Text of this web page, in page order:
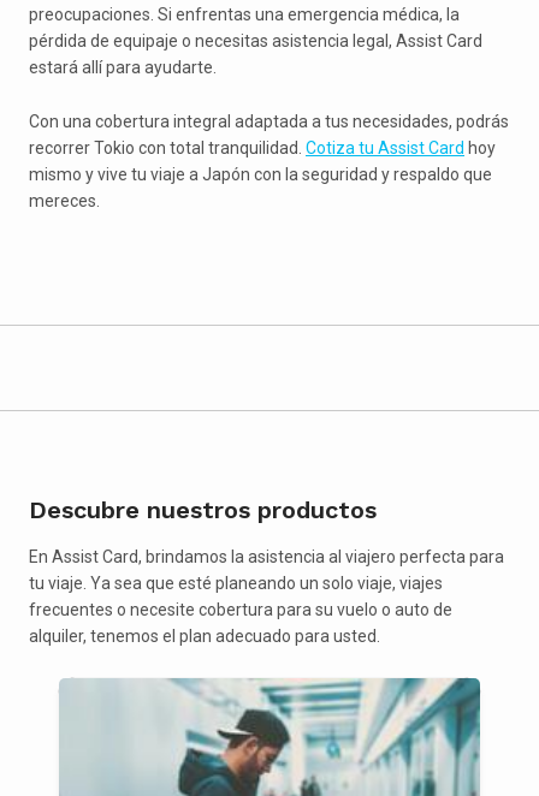
preocupaciones. Si enfrentas una emergencia médica, la
pérdida de equipaje o necesitas asistencia legal, Assist Card
estará allí para ayudarte.
Con una cobertura integral adaptada a tus necesidades, podrás
recorrer Tokio con total tranquilidad. Cotiza tu Assist Card hoy
mismo y vive tu viaje a Japón con la seguridad y respaldo que
mereces.
Descubre nuestros productos
En Assist Card, brindamos la asistencia al viajero perfecta para
tu viaje. Ya sea que esté planeando un solo viaje, viajes
frecuentes o necesite cobertura para su vuelo o auto de
alquiler, tenemos el plan adecuado para usted.